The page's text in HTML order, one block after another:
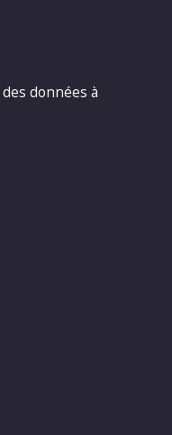
données à